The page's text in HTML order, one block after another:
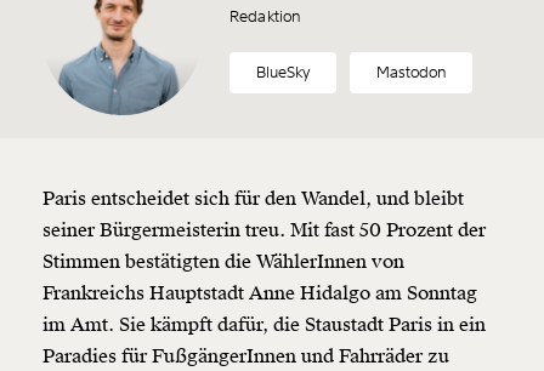
Redaktion
BlueSky Mastodon
Paris entscheidet sich für den Wandel, und bleibt
seiner Bürgermeisterin treu. Mit fast 50 Prozent der
Stimmen bestätigten die WählerInnen von
Frankreichs Hauptstadt Anne Hidalgo am Sonntag
im Amt. Sie kämpft dafür, die Staustadt Paris in ein
Paradies für FußgängerInnen und Fahrräder zu